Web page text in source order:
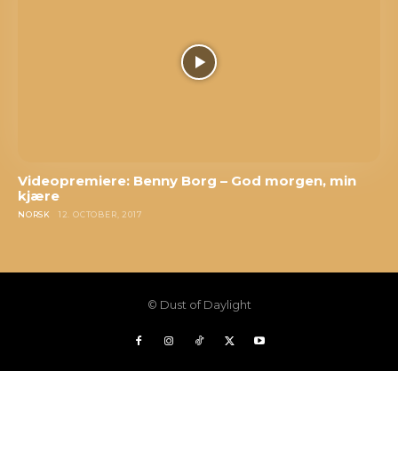
Videopremiere: Benny Borg – God morgen, min
kjære
NORSK 12. OCTOBER, 2017
© Dust of Daylight